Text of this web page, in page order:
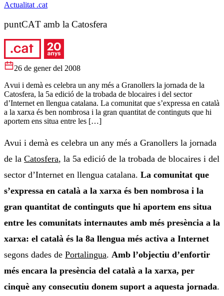
Actualitat .cat
puntCAT amb la Catosfera
26 de gener del 2008
Avui i demà es celebra un any més a Granollers la jornada de la
Catosfera, la 5a edició de la trobada de blocaires i del sector
d’Internet en llengua catalana. La comunitat que s’expressa en català
a la xarxa és ben nombrosa i la gran quantitat de continguts que hi
aportem ens situa entre les […]
Avui i demà es celebra un any més a Granollers la jornada
de la Catosfera, la 5a edició de la trobada de blocaires i del
sector d’Internet en llengua catalana. La comunitat que
s’expressa en català a la xarxa és ben nombrosa i la
gran quantitat de continguts que hi aportem ens situa
entre les comunitats internautes amb més presència a la
xarxa: el català és la 8a llengua més activa a Internet
segons dades de Portalingua. Amb l’objectiu d’enfortir
més encara la presència del català a la xarxa, per
cinquè any consecutiu donem suport a aquesta jornada.